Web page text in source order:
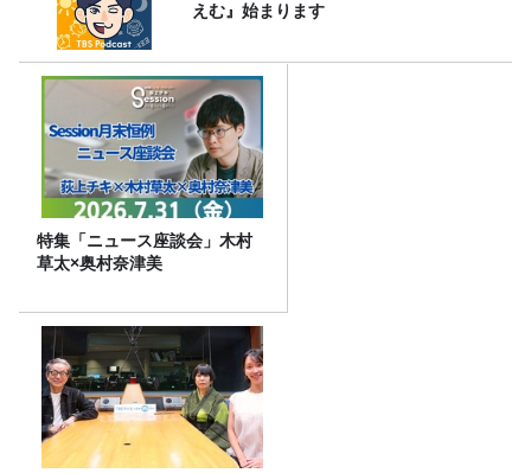
えむ』始まります
特集「ニュース座談会」木村
草太×奥村奈津美